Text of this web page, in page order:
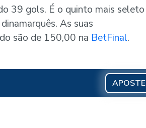
39 gols. É o quinto mais seleto
As suas
são de 150,00 na BetFinal.
APOSTE